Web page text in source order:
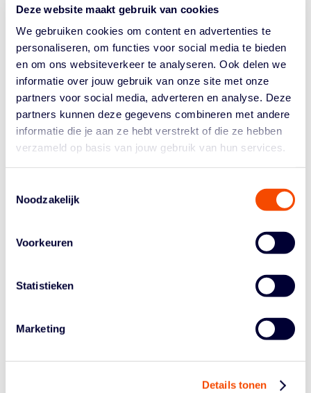
Deze website maakt gebruik van cookies
We gebruiken cookies om content en advertenties te
personaliseren, om functies voor social media te bieden
en om ons websiteverkeer te analyseren. Ook delen we
informatie over jouw gebruik van onze site met onze
partners voor social media, adverteren en analyse. Deze
partners kunnen deze gegevens combineren met andere
informatie die je aan ze hebt verstrekt of die ze hebben
verzameld op basis van jouw gebruik van hun services.
Noodzakelijk
Voorkeuren
Statistieken
Marketing
Details tonen
TUCHTRECHT
LEES MEER